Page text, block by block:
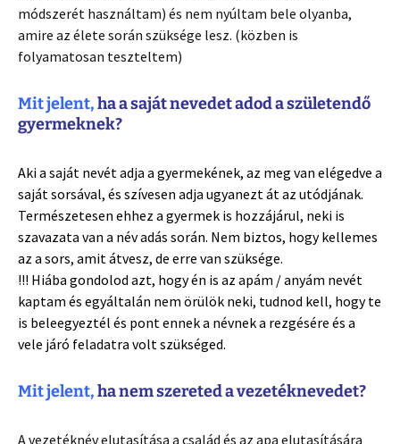
módszerét használtam) és nem nyúltam bele olyanba,
amire az élete során szüksége lesz. (közben is
folyamatosan teszteltem)
Mit jelent,ha a saját nevedet adod a születendő
gyermeknek?
Aki a saját nevét adja a gyermekének, az meg van elégedve a
saját sorsával, és szívesen adja ugyanezt át az utódjának.
Természetesen ehhez a gyermek is hozzájárul, neki is
szavazata van a név adás során. Nem biztos, hogy kellemes
az a sors, amit átvesz, de erre van szüksége.
!!! Hiába gondolod azt, hogy én is az apám / anyám nevét
kaptam és egyáltalán nem örülök neki, tudnod kell, hogy te
is beleegyeztél és pont ennek a névnek a rezgésére és a
vele járó feladatra voltszükséged.
Mit jelent,ha nem szereted a vezetéknevedet?
A vezetéknév elutasítása a család és az apa elutasítására